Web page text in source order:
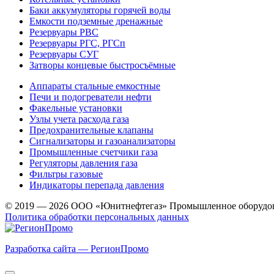
Баки аккумуляторы горячей воды
Емкости подземные дренажные
Резервуары РВС
Резервуары РГС, РГСп
Резервуары СУГ
Затворы концевые быстросъёмные
Аппараты стальные емкостные
Печи и подогреватели нефти
Факельные установки
Узлы учета расхода газа
Предохранительные клапаны
Сигнализаторы и газоанализаторы
Промышленные счетчики газа
Регуляторы давления газа
Фильтры газовые
Индикаторы перепада давления
© 2019 — 2026 ООО «Юнитнефтегаз» Промышленное
Политика обработки персональных данных
Разработка сайта — РегионПромо